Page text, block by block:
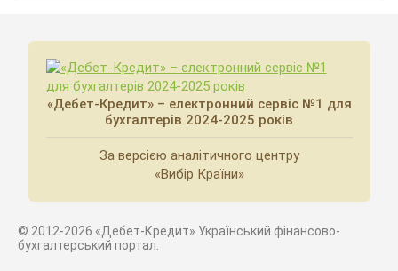
«Дебет-Кредит» – електронний сервіс №1 для
бухгалтерів 2024-2025 років
За версією аналітичного центру
«Вибір Країни»
© 2012-2026 «Дебет-Кредит» Український фінансово-
бухгалтерський портал.